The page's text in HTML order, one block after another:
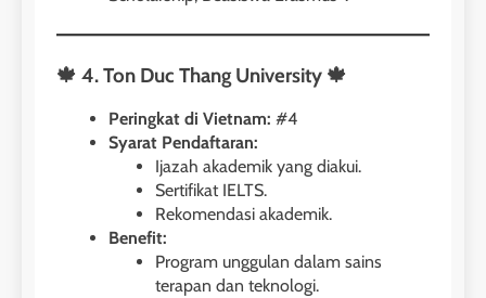
🍁 4. Ton Duc Thang University 🍁
Peringkat di Vietnam: #4
Syarat Pendaftaran:
Ijazah akademik yang diakui.
Sertifikat IELTS.
Rekomendasi akademik.
Benefit:
Program unggulan dalam sains
terapan dan teknologi.